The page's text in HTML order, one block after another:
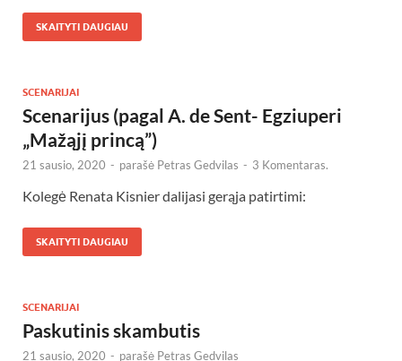
SKAITYTI DAUGIAU
SCENARIJAI
Scenarijus (pagal A. de Sent- Egziuperi
„Mažąjį princą”)
21 sausio, 2020 - parašė Petras Gedvilas - 3 Komentaras.
Kolegė Renata Kisnier dalijasi gerąja patirtimi:
SKAITYTI DAUGIAU
SCENARIJAI
Paskutinis skambutis
21 sausio, 2020 - parašė Petras Gedvilas